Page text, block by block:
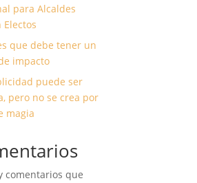
para Alcaldes
Electos
que debe tener un
impacto
puede ser
pero no se crea por
magia
comentarios que